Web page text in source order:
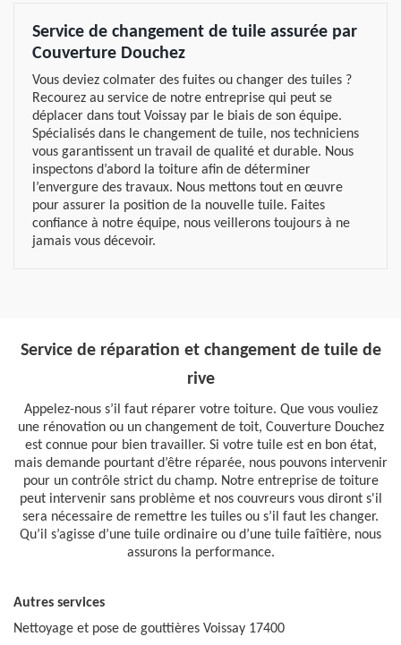
Service de changement de tuile assurée par
Couverture Douchez
Vous deviez colmater des fuites ou changer des tuiles ?
Recourez au service de notre entreprise qui peut se
déplacer dans tout Voissay par le biais de son équipe.
Spécialisés dans le changement de tuile, nos techniciens
vous garantissent un travail de qualité et durable. Nous
inspectons d’abord la toiture afin de déterminer
l’envergure des travaux. Nous mettons tout en œuvre
pour assurer la position de la nouvelle tuile. Faites
confiance à notre équipe, nous veillerons toujours à ne
jamais vous décevoir.
Service de réparation et changement de tuile de
rive
Appelez-nous s’il faut réparer votre toiture. Que vous vouliez
une rénovation ou un changement de toit, Couverture Douchez
est connue pour bien travailler. Si votre tuile est en bon état,
mais demande pourtant d’être réparée, nous pouvons intervenir
pour un contrôle strict du champ. Notre entreprise de toiture
peut intervenir sans problème et nos couvreurs vous diront s'il
sera nécessaire de remettre les tuiles ou s’il faut les changer.
Qu’il s’agisse d’une tuile ordinaire ou d’une tuile faîtière, nous
assurons la performance.
Autres services
Nettoyage et pose de gouttières Voissay 17400